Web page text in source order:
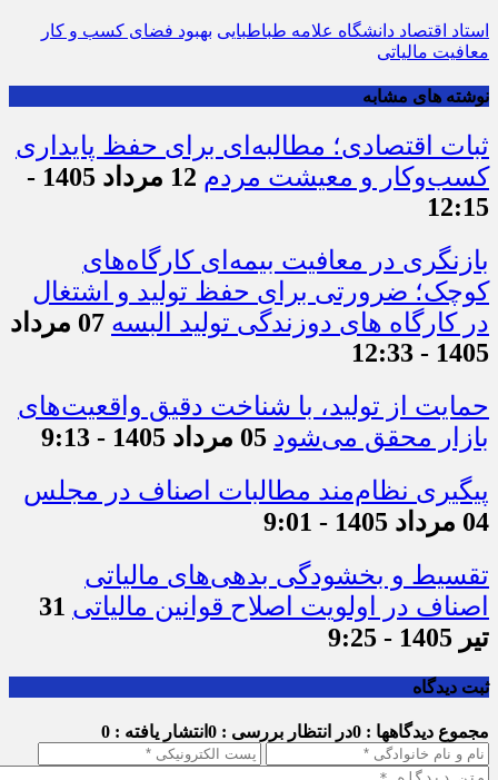
استاد اقتصاد دانشگاه علامه طباطبایی بهبود فضای کسب و کار
معافیت مالیاتی
نوشته های مشابه
ثبات اقتصادی؛ مطالبه‌ای برای حفظ پایداری
کسب‌وکار و معیشت مردم
12 مرداد 1405 -
12:15
بازنگری در معافیت بیمه‌ای کارگاه‌های
کوچک؛ ضرورتی برای حفظ تولید و اشتغال
در کارگاه های دوزندگی تولید البسه
07 مرداد
1405 - 12:33
حمایت از تولید، با شناخت دقیق واقعیت‌های
بازار محقق می‌شود 05 مرداد 1405 - 9:13
پیگیری نظام‌مند مطالبات اصناف در مجلس
04 مرداد 1405 - 9:01
تقسیط و بخشودگی بدهی‌های مالیاتی
اصناف در اولویت اصلاح قوانین مالیاتی 31
تیر 1405 - 9:25
ثبت دیدگاه
مجموع دیدگاهها : 0 در انتظار بررسی : 0 انتشار یافته : 0